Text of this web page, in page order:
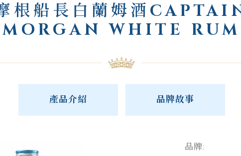
根船長白蘭姆酒
MORGAN WHITE RUM
產品介紹 品牌故事
品牌: